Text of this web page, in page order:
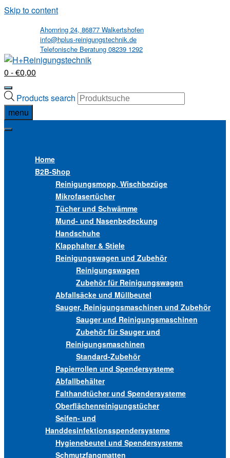
Skip to content
Ahornring 24, 86877 Walkertshofen
info@hplus-reinigungstechnik.de
Telefonische Beratung 08239 1292
0 - €0,00
Products search
menu
Home
B2B-Shop
Reinigungsmopp, Wischbezüge
Mikrofasertücher
Tücher und Schwämme
Mund- und Nasenbedeckung
Handschuhe
Klapphalter & Stiele
Reinigungswagen und Zubehör
Reinigungswagen
Zubehör für Reinigungswagen
Abfallsäcke und Müllbeutel
Sauger, Reinigungsmaschinen und Zubehör
Sauger und Reinigungsmaschinen
Zubehör für Sauger und
Reinigungsmaschinen
Standard-Zubehör
Papierrollen und Spendersysteme
Abfallbehälter
Falthandtücher und Spendersysteme
Oberflächenreinigungstücher
Seifen- und
Handdesinfektionsspendersysteme
Hygienebeutel und Spendersysteme
Schmutzfangmatten